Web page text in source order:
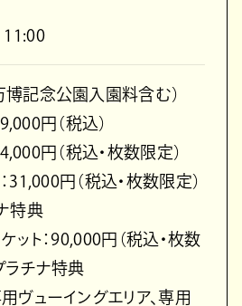
11:00
博記念公園入園料含む）
円（税込）
円（税込・枚数限定）
31,000円（税込・枚数限定）
特典
ット：90,000円（税込・枚数
ラチナ特典
ヴューイングエリア、専用